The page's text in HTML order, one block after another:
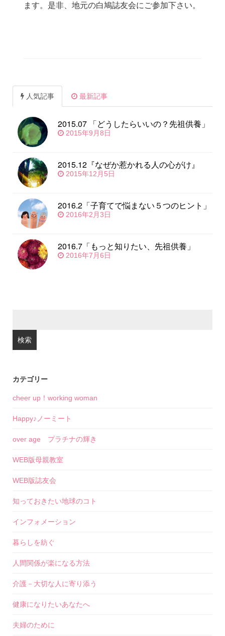
ます。是非、地元の白鳩誌友会にご参加下さい。
人気記事 最新記事
2015.07 「どうしたらいいの？先祖供養」
2015年9月8日
2015.12『なぜか惹かれる人の心がけ』
2015年12月5日
2016.2「子育てで悩まない５つのヒント」
2016年2月3日
2016.7「もっと知りたい、先祖供養」
2016年7月6日
カテゴリー
cheer up！working woman
Happy♪ノーミート
over age プラチナの輝き
WEB版母親教室
WEB版誌友会
知っておきたい地球のコト
インフォメーション
暮らしを紡ぐ
人間関係が楽になる方法
介護－大切な人に寄り添う
健康になりたいあなたへ
夫婦のために